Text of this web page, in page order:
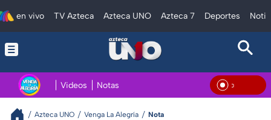
en vivo TV Azteca Azteca UNO Azteca 7 Deportes
Videos Notas En
Azteca UNO Venga La Alegría Nota